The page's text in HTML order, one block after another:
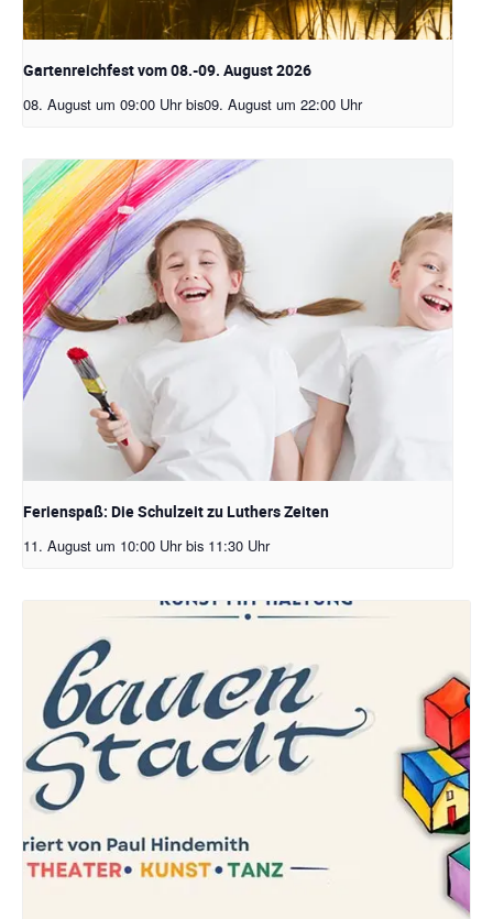
Gartenreichfest vom 08.-09. August 2026
08. August um 09:00 Uhr bis09. August um 22:00 Uhr
Ferienspaß: Die Schulzeit zu Luthers Zeiten
11. August um 10:00 Uhr bis 11:30 Uhr